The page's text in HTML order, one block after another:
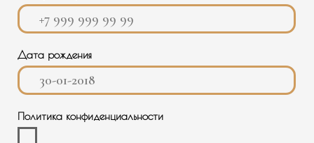
О НАС
ИНФОРМАЦИЯ